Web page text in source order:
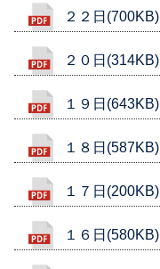
２２日(700KB)
２０日(314KB)
１９日(643KB)
１８日(587KB)
１７日(200KB)
１６日(580KB)